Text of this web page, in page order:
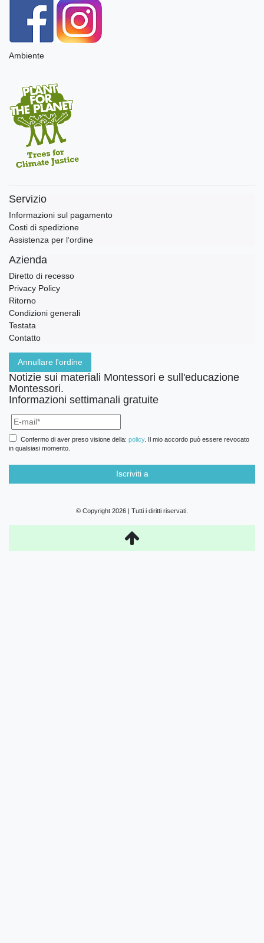
Ambiente
Servizio
Informazioni sul pagamento
Costi di spedizione
Assistenza per l‘ordine
Azienda
Diretto di recesso
Privacy Policy
Ritorno
Condizioni generali
Testata
Contatto
Annullare l'ordine
Notizie sui materiali Montessori e sull'educazione
Montessori.
Informazioni settimanali gratuite
Confermo di aver preso visione della: policy. Il mio accordo può essere revocato
in qualsiasi momento.
Iscriviti a
© Copyright 2026 | Tutti i diritti riservati.